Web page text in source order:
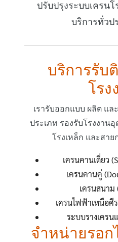
ปรับปรุงระบบเครน
บริการทั่วป
บริการรับ
โรง
เรารับออกแบบ ผลิต แล
ประเภท รองรับโรงงาน
โรงเหล็ก และสา
เครนคานเดี่ยว
เครนคานคู่
เครนสนาม
เครนไฟฟ้าเหนือศี
ระบบรางเคร
จำหน่ายรอ